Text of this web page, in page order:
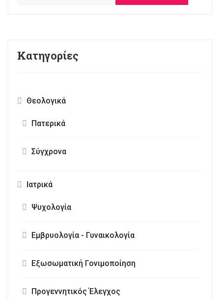
Κατηγορίες
Θεολογικά
Πατερικά
Σύγχρονα
Ιατρικά
Ψυχολογία
Εμβρυολογία - Γυναικολογία
Εξωσωματική Γονιμοποίηση
Προγεννητικός Έλεγχος